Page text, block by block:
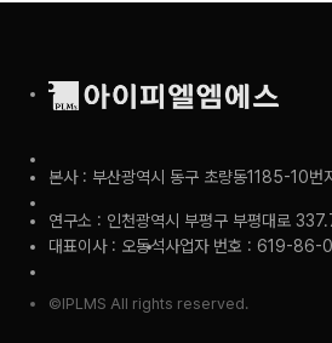
본사 : 부산광역시 동구 초량동1185-10
연구소 : 인천광역시 부평구 부평대로
대표이사 : 오동석사업자 번호 : 619-
©IPLMS All rights reserved.